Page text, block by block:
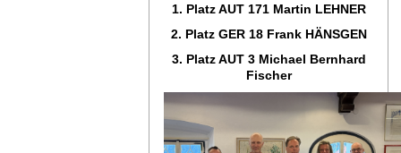
1. Platz AUT 171 Martin LEHNER
2. Platz GER 18 Frank HÄNSGEN
3. Platz AUT 3 Michael Bernhard
Fischer